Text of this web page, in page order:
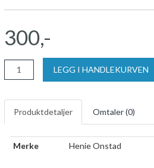
300,-
LEGG I HANDLEKURVEN
Produktdetaljer Omtaler (0)
Merke Henie Onstad